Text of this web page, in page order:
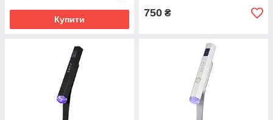
Купити
750 ₴